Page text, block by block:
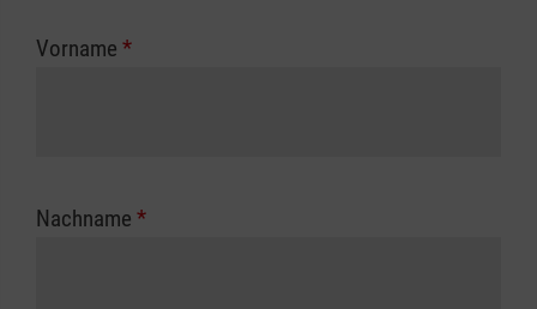
zuständigen Berufsgenossenschaft oder
Vorname *
Nachname *